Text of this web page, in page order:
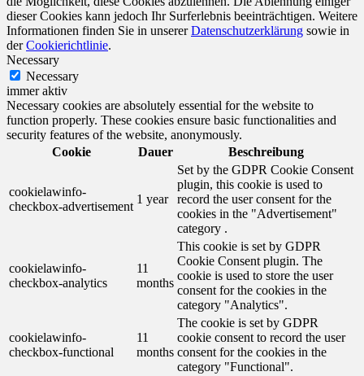
dieser Cookies kann jedoch Ihr Surferlebnis beeinträchtigen. Weitere
Informationen finden Sie in unsererDatenschutzerklärung sowie in
derCookierichtlinie.
Necessary
Necessary
immer aktiv
Necessary cookies are absolutely essential for the website to
function properly. These cookies ensure basic functionalities and
security features of the website, anonymously.
Cookie
Dauer Beschreibung
cookielawinfo-
checkbox-advertisement
1 year
Set by the GDPR Cookie Consent
plugin, this cookie is used to
record the user consent for the
cookies in the "Advertisement"
category .
cookielawinfo-
checkbox-analytics
11
months
This cookie is set by GDPR
Cookie Consent plugin. The
cookie is used to store the user
consent for the cookies in the
category "Analytics".
cookielawinfo-
checkbox-functional
11
months
The cookie is set by GDPR
cookie consent to record the user
consent for the cookies in the
category "Functional".